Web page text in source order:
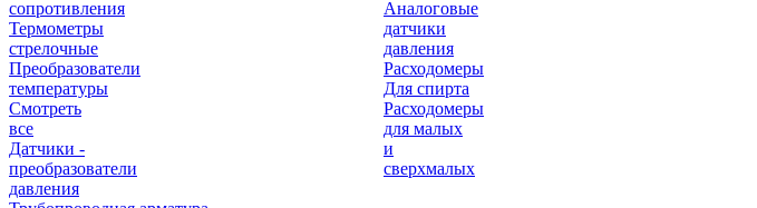
сопротивления
Термометры
стрелочные
Преобразователи
температуры
Смотреть
все
Датчики -
преобразователи
давления
Аналоговые
датчики
давления
Расходомеры
Для спирта
Расходомеры
для малых
и
сверхмалых